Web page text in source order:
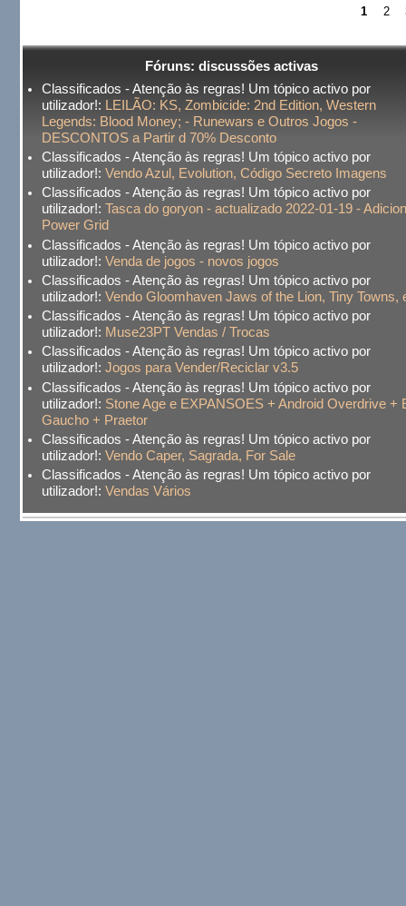
1 2
Fóruns: discussões activas
Classificados - Atenção às regras! Um tópico activo por
utilizador!: LEILÃO: KS, Zombicide: 2nd Edition, Western
Legends: Blood Money; - Runewars e Outros Jogos -
DESCONTOS a Partir d 70% Desconto
Classificados - Atenção às regras! Um tópico activo por
utilizador!: Vendo Azul, Evolution, Código Secreto Imagens
Classificados - Atenção às regras! Um tópico activo por
utilizador!: Tasca do goryon - actualizado 2022-01-19 -
Power Grid
Classificados - Atenção às regras! Um tópico activo por
utilizador!: Venda de jogos - novos jogos
Classificados - Atenção às regras! Um tópico activo por
utilizador!: Vendo Gloomhaven Jaws of the Lion, Tiny Towns,
Classificados - Atenção às regras! Um tópico activo por
utilizador!: Muse23PT Vendas / Trocas
Classificados - Atenção às regras! Um tópico activo por
utilizador!: Jogos para Vender/Reciclar v3.5
Classificados - Atenção às regras! Um tópico activo por
utilizador!: Stone Age e EXPANSOES + Android Overdrive +
Gaucho + Praetor
Classificados - Atenção às regras! Um tópico activo por
utilizador!: Vendo Caper, Sagrada, For Sale
Classificados - Atenção às regras! Um tópico activo por
utilizador!: Vendas Vários